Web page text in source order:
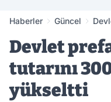
Haberler Güncel
Devlet
tutarını
yükseltti